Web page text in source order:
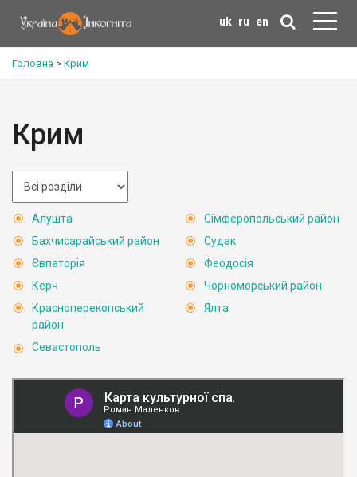
uk ru en
Головна > Крим
Крим
Алушта
Бахчисарайський район
Євпаторія
Керч
Красноперекопський
район
Севастополь
Сімферопольський район
Судак
Феодосія
Чорноморський район
Ялта